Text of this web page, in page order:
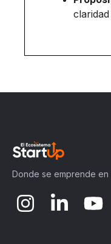
Donde se emprende en